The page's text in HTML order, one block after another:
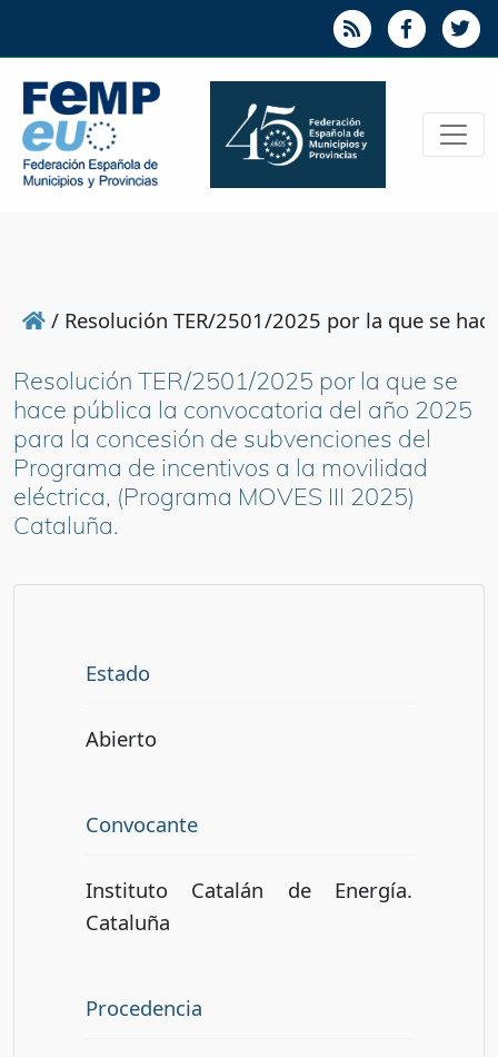
/ Resolución TER/2501/2025 por la que se
Resolución TER/2501/2025 por la que se
hace pública la convocatoria del año 2025
para la concesión de subvenciones del
Programa de incentivos a la movilidad
eléctrica, (Programa MOVES III 2025)
Cataluña.
Estado
Abierto
Convocante
Instituto Catalán de Energía.
Cataluña
Procedencia